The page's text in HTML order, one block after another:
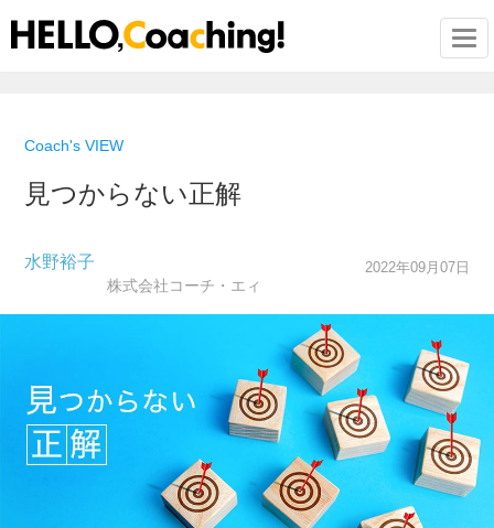
Coach's VIEW
見つからない正解
水野裕子
株式会社コーチ・エィ
2022年09月07日